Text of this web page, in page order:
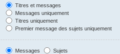
Titres et messages
Messages uniquement
Titres uniquement
Premier message des sujets uniquement
Messages
Sujets